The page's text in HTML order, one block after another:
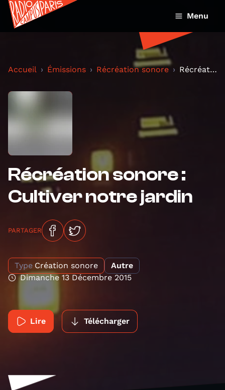
Menu
Accueil Émissions Récréation sonore Récréation sonore : Cultiver notre jardin
Récréation sonore :
Cultiver notre jardin
PARTAGER
Type Création sonore
Autre
Dimanche 13 Décembre 2015
Lire Télécharger